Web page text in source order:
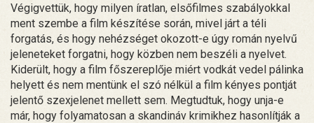
Végigvettük, hogy milyen íratlan, elsőfilmes szabályokkal
ment szembe a film készítése során, mivel járt a téli
forgatás, és hogy nehézséget okozott-e úgy román nyelvű
jeleneteket forgatni, hogy közben nem beszéli a nyelvet.
Kiderült, hogy a film főszereplője miért vodkát vedel pálinka
helyett és nem mentünk el szó nélkül a film kényes pontját
jelentő szexjelenet mellett sem. Megtudtuk, hogy unja-e
már, hogy folyamatosan a skandináv krimikhez hasonlítják a